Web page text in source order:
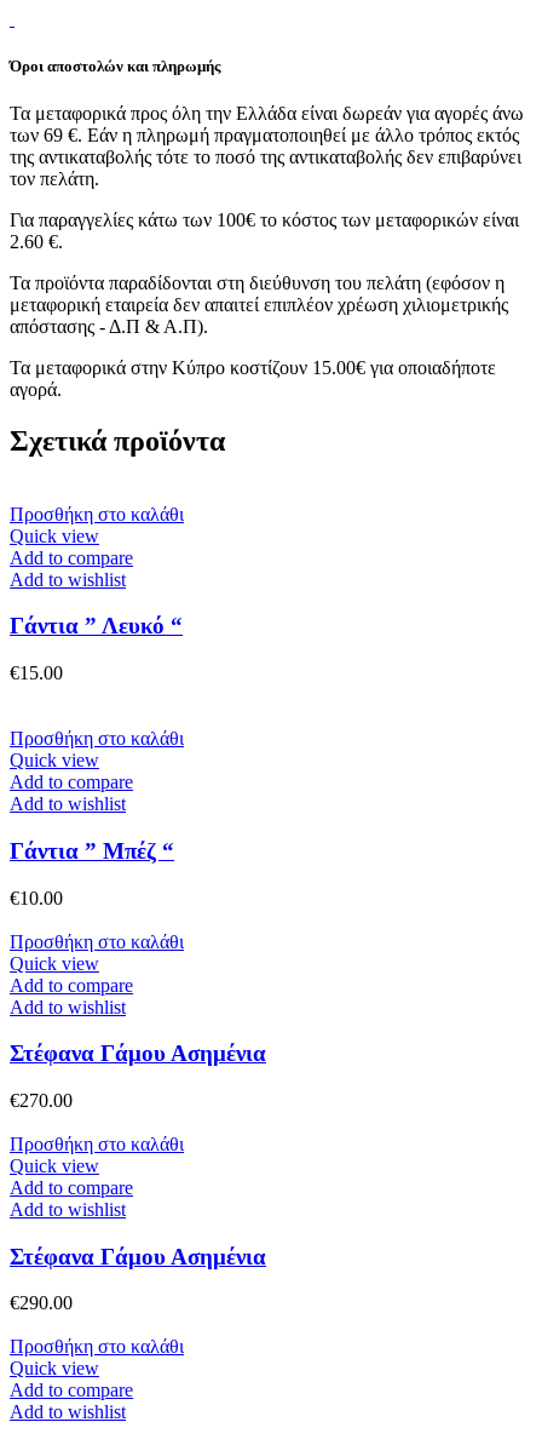
Όροι αποστολών και πληρωμής
Τα μεταφορικά προς όλη την Ελλάδα είναι δωρεάν για αγορές άνω
των 69 €. Εάν η πληρωμή πραγματοποιηθεί με άλλο τρόπος εκτός
της αντικαταβολής τότε το ποσό της αντικαταβολής δεν επιβαρύνει
τον πελάτη.
Για παραγγελίες κάτω των 100€ το κόστος των μεταφορικών είναι
2.60 €.
Τα προϊόντα παραδίδονται στη διεύθυνση του πελάτη (εφόσον η
μεταφορική εταιρεία δεν απαιτεί επιπλέον χρέωση χιλιομετρικής
απόστασης - Δ.Π & Α.Π).
Τα μεταφορικά στην Κύπρο κοστίζουν 15.00€ για οποιαδήποτε
αγορά.
Σχετικά προϊόντα
Προσθήκη στο καλάθι
Quick view
Add to compare
Add to wishlist
Γάντια ” Λευκό “
€15.00
Προσθήκη στο καλάθι
Quick view
Add to compare
Add to wishlist
Γάντια ” Μπέζ “
€10.00
Προσθήκη στο καλάθι
Quick view
Add to compare
Add to wishlist
Στέφανα Γάμου Ασημένια
€270.00
Προσθήκη στο καλάθι
Quick view
Add to compare
Add to wishlist
Στέφανα Γάμου Ασημένια
€290.00
Προσθήκη στο καλάθι
Quick view
Add to compare
Add to wishlist